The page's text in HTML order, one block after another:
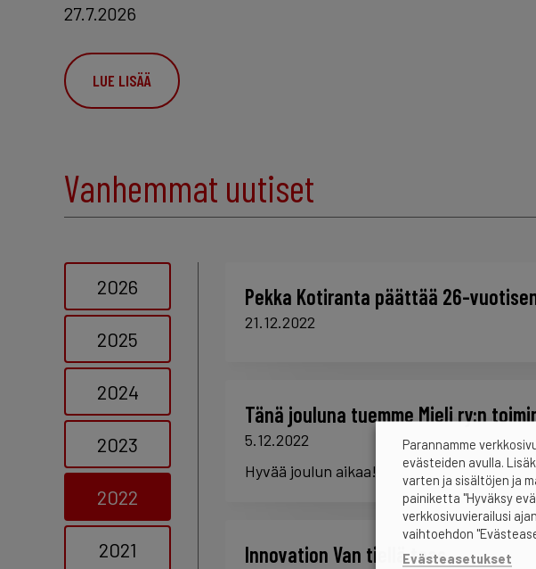
27.7.2026
LUE LISÄÄ
Vanhemmat uutiset
2026
2025
2024
2023
2022
2021
Pekka Kotiranta päättää 26-
21.12.2022
Tänä jouluna tuemme Mieli ry:n
5.12.2022
Hyvää joulun aikaa!
Innovation Van tiellä taas
Parannamme
evästeiden avulla.
varten ja sisältöjen ja
painiketta "Hyväksy
verkkosivuvierailusi
vaihtoehdon
Evästeasetukset